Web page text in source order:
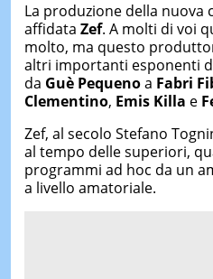
La produzione della nuova
affidata Zef. A molti di voi
molto, ma questo
altri importanti esponenti
da Guè Pequenoa Fabri
Clementino, Emis Killa e
Zef, al secolo Stefano
al tempo delle superiori,
programmi ad hoc da un
a livello amatoriale.